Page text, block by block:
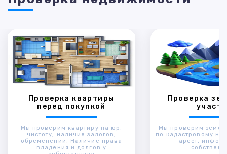
Проверка квартиры
перед покупкой
Мы проверим квартиру на юр.
чистоту, наличие залогов,
обременений. Наличие права
владения и долгов у
Проверка
Мы проверим
по кадастровому
арест,